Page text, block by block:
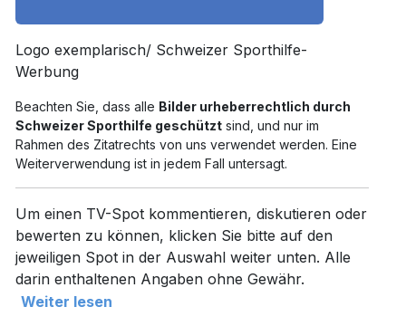
Logo exemplarisch/ Schweizer Sporthilfe-
Werbung
Beachten Sie, dass alle Bilder urheberrechtlich durch
Schweizer Sporthilfe geschütztsind, und nur im
Rahmen des Zitatrechts von uns verwendet werden. Eine
Weiterverwendung ist in jedem Fall untersagt.
Um einen TV-Spot kommentieren, diskutieren oder
bewerten zu können, klicken Sie bitte auf den
jeweiligen Spot in der Auswahl weiter unten. Alle
darin enthaltenen Angaben ohne Gewähr.
Weiter lesen